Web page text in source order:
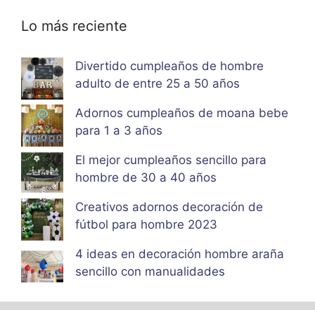
Lo más reciente
Divertido cumpleaños de hombre
adulto de entre 25 a 50 años
Adornos cumpleaños de moana bebe
para 1 a 3 años
El mejor cumpleaños sencillo para
hombre de 30 a 40 años
Creativos adornos decoración de
fútbol para hombre 2023
4 ideas en decoración hombre araña
sencillo con manualidades